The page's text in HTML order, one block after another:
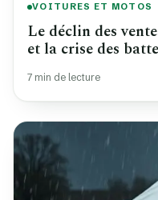
VOITURES ET MOTOS
Le déclin des
et la crise des
7 min de lecture